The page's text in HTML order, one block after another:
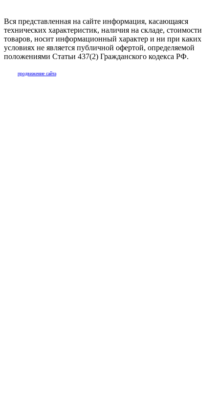
Вся представленная на сайте информация, касающаяся
технических характеристик, наличия на складе, стоимости
товаров, носит информационный характер и ни при каких
условиях не является публичной офертой, определяемой
положениями Статьи 437(2) Гражданского кодекса РФ.
продвижение сайта